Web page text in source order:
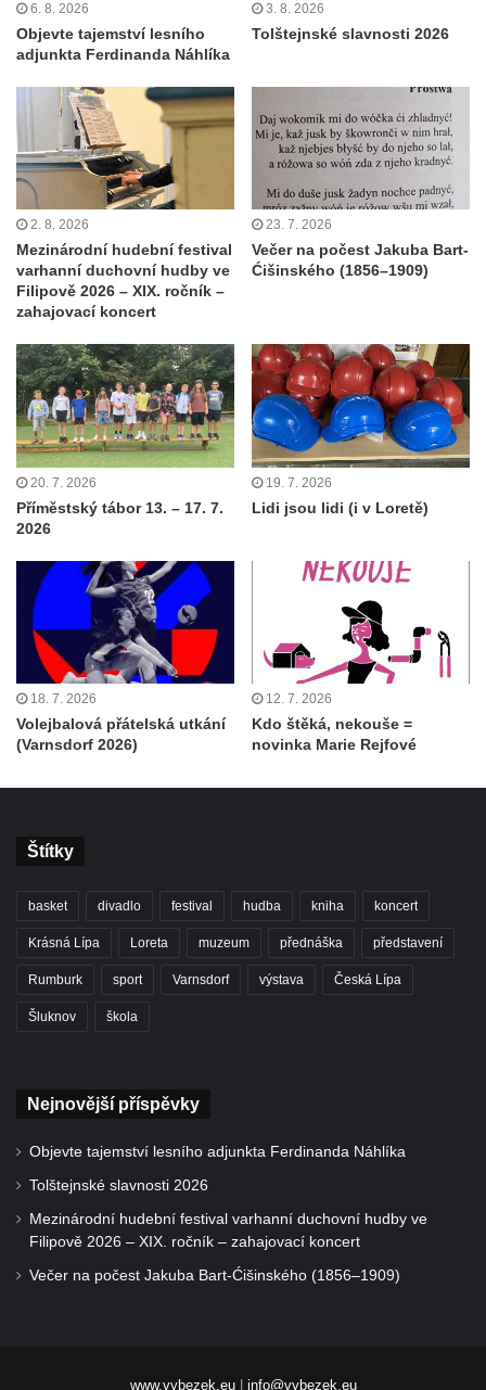
6. 8. 2026
Objevte tajemství lesního
adjunkta Ferdinanda Náhlíka
3. 8. 2026
Tolštejnské slavnosti 2026
2. 8. 2026
Mezinárodní hudební festival
varhanní duchovní hudby ve
Filipově 2026 – XIX. ročník –
zahajovací koncert
23. 7. 2026
Večer na počest Jakuba Bart-
Ćišinského (1856–1909)
20. 7. 2026
Příměstský tábor 13. – 17. 7.
2026
19. 7. 2026
Lidi jsou lidi (i v Loretě)
18. 7. 2026
Volejbalová přátelská utkání
(Varnsdorf 2026)
12. 7. 2026
Kdo štěká, nekouše =
novinka Marie Rejfové
Štítky
basket divadlo festival hudba kniha koncert
Krásná Lípa Loreta muzeum přednáška představení
Rumburk sport Varnsdorf výstava Česká Lípa
Šluknov škola
Nejnovější příspěvky
Objevte tajemství lesního adjunkta Ferdinanda Náhlíka
Tolštejnské slavnosti 2026
Mezinárodní hudební festival varhanní duchovní hudby ve
Filipově 2026 – XIX. ročník – zahajovací koncert
Večer na počest Jakuba Bart-Ćišinského (1856–1909)
www.vybezek.eu| info@vybezek.eu